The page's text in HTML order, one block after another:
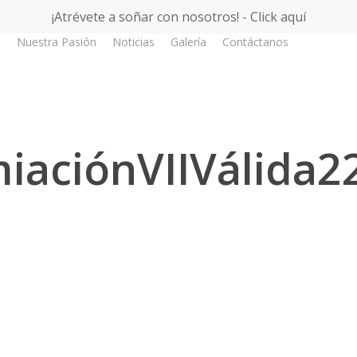
¡Atrévete a soñar con nosotros! - Click aquí
Nuestra Pasión Noticias Galería Contáctanos